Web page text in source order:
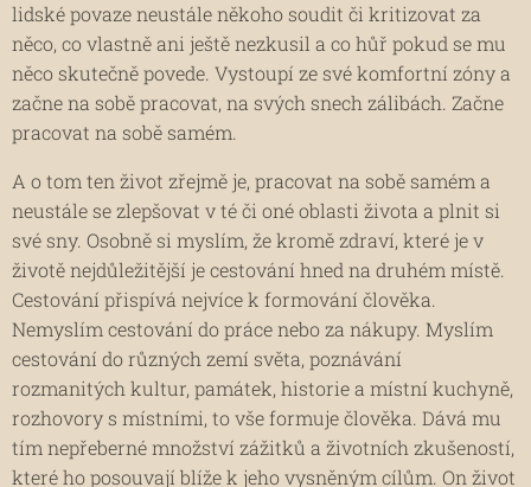
lidské povaze neustále někoho soudit či kritizovat za
něco, co vlastně ani ještě nezkusil a co hůř pokud se mu
něco skutečně povede. Vystoupí ze své komfortní zóny a
začne na sobě pracovat, na svých snech zálibách. Začne
pracovat na sobě samém.
A o tom ten život zřejmě je, pracovat na sobě samém a
neustále se zlepšovat v té či oné oblasti života a plnit si
své sny. Osobně si myslím, že kromě zdraví, které je v
životě nejdůležitější je cestování hned na druhém místě.
Cestování přispívá nejvíce k formování člověka.
Nemyslím cestování do práce nebo za nákupy. Myslím
cestování do různých zemí světa, poznávání
rozmanitých kultur, památek, historie a místní kuchyně,
rozhovory s místními, to vše formuje člověka. Dává mu
tím nepřeberné množství zážitků a životních zkušeností,
které ho posouvají blíže k jeho vysněným cílům. On život